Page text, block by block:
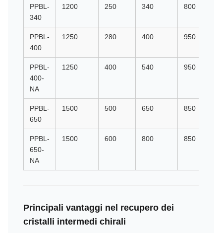
PPBL-
340
1200 250 340 800
PPBL-
400
1250 280 400 950
PPBL-
400-
NA
1250 400 540 950
PPBL-
650
1500 500 650 850
PPBL-
650-
NA
1500 600 800 850
Principali vantaggi nel recupero dei
cristalli intermedi chirali